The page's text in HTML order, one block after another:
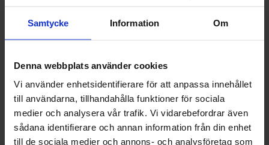
Samtycke Information Om
Denna webbplats använder cookies
Vi använder enhetsidentifierare för att anpassa innehållet
till användarna, tillhandahålla funktioner för sociala
medier och analysera vår trafik. Vi vidarebefordrar även
sådana identifierare och annan information från din enhet
till de sociala medier och annons- och analysföretag som
pin 3A
Electrokit - EKA-USB-C
Lagervara, 621 st
19 SEK
Inklusive 25% moms
Köp